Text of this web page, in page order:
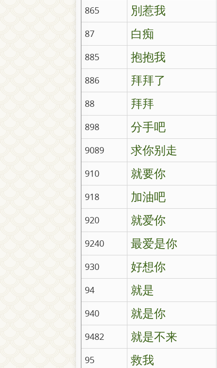
865 別惹我
87 白痴
885 抱抱我
886 拜拜了
88 拜拜
898 分手吧
9089 求你别走
910 就要你
918 加油吧
920 就爱你
9240 最爱是你
930 好想你
94 就是
940 就是你
9482 就是不来
95 救我